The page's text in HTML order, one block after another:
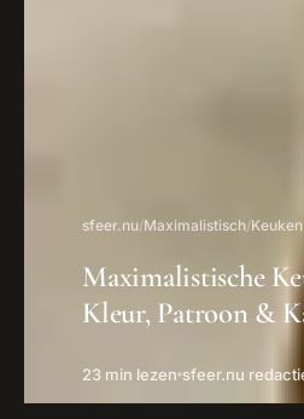
sfeer.nu/Maximalistisch/Keuken
Maximalistische
Kleur, Patroon &
23 min lezen sfeer.nu